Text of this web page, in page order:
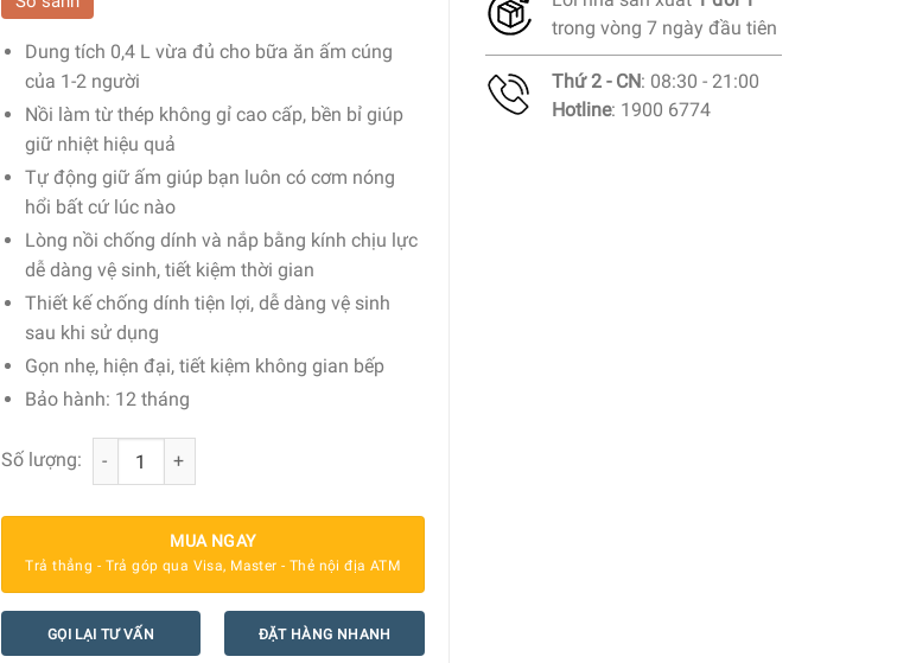
Dung tích 0,4 L vừa đủ cho bữa ăn ấm cúng
của 1-2 người
Nồi làm từ thép không gỉ cao cấp, bền bỉ giúp
giữ nhiệt hiệu quả
Tự động giữ ấm giúp bạn luôn có cơm nóng
hổi bất cứ lúc nào
Lòng nồi chống dính và nắp bằng kính chịu lực
dễ dàng vệ sinh, tiết kiệm thời gian
Thiết kế chống dính tiện lợi, dễ dàng vệ sinh
sau khi sử dụng
Gọn nhẹ, hiện đại, tiết kiệm không gian bếp
Bảo hành: 12 tháng
Số lượng: Nồi cơm điện mini nắp rời Russell Hobbs 27020-56 0,4 lít số lượng
MUA NGAY
Trả thẳng - Trả góp qua Visa, Master - Thẻ nội địa ATM
GỌI LẠI TƯ VẤN ĐẶT HÀNG NHANH
trong vòng 7 ngày đầu tiên
Thứ 2 - CN: 08:30 - 21:00
Hotline: 1900 6774